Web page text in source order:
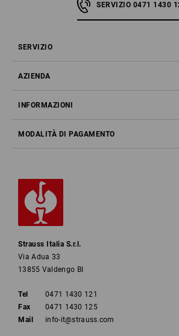
SERVIZIO 0471 1430
SERVIZIO
AZIENDA
INFORMAZIONI
MODALITÀ DI PAGAMENTO
Strauss Italia S.r.l.
Via Adua 33
13855 Valdengo BI
Tel
0471 1430 121
Fax
0471 1430 125
Mail
info-it@strauss.com